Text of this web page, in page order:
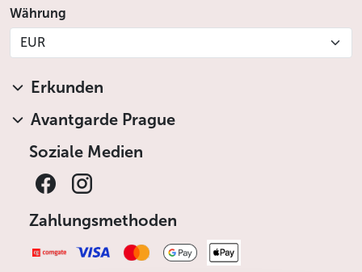
Währung
EUR
Erkunden
Avantgarde Prague
Soziale Medien
Zahlungsmethoden